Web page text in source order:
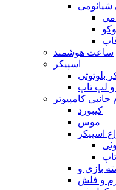
شیائومی
ساعت هوشمند
اسپیکر
بلوتوثی
و لپ تاپ
جانبی کامپیوتر
کیبورد
موس
اسپیکر
و فلش